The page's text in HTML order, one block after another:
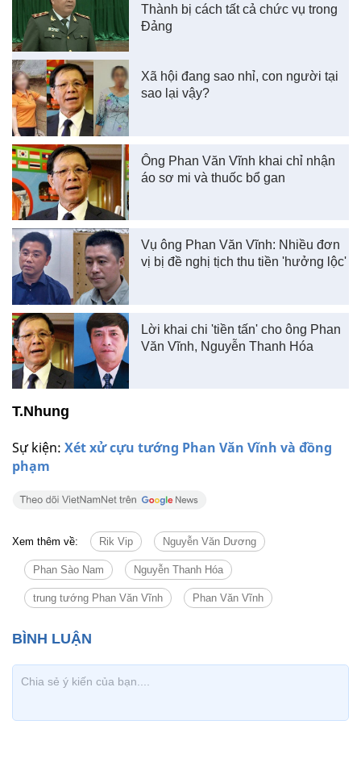
Sự kiện: Xét xử cựu tướng Phan Văn Vĩnh và đồng
phạm
Thành bị cách tất cả chức vụ trong
Đảng
Xã hội đang sao nhỉ, con người tại
sao lại vậy?
Ông Phan Văn Vĩnh khai chỉ nhận
áo sơ mi và thuốc bổ gan
Vụ ông Phan Văn Vĩnh: Nhiều đơn
vị bị đề nghị tịch thu tiền 'hưởng lộc'
Lời khai chi 'tiền tấn' cho ông Phan
Văn Vĩnh, Nguyễn Thanh Hóa
T.Nhung
Xem thêm về: Rik Vip Nguyễn Văn Dương
Phan Sào Nam Nguyễn Thanh Hóa
trung tướng Phan Văn Vĩnh Phan Văn Vĩnh